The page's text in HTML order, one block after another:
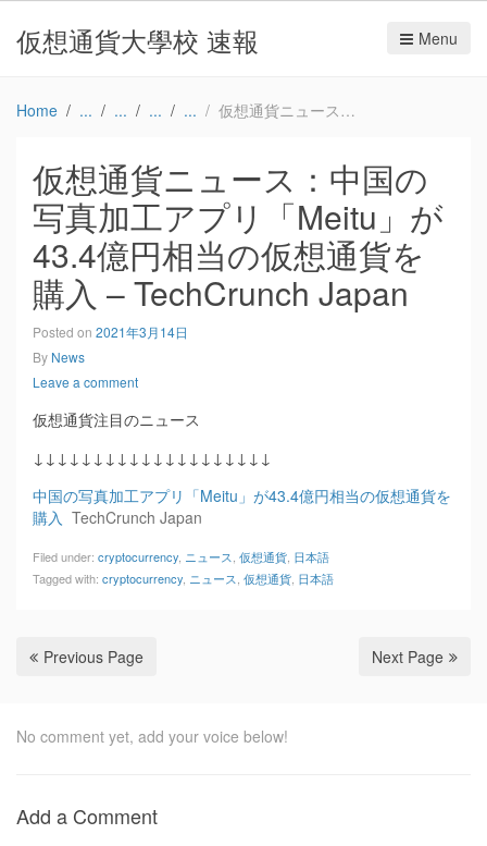
仮想通貨大學校 速報 Menu
Home 仮想通貨ニュース：中国の写真加工アプリ「Meitu」が43.4億円相当の仮想通貨を購入 – TechCrunch Japan
仮想通貨ニュース：中国の
写真加工アプリ「Meitu」が
43.4億円相当の仮想通貨を
購入 – TechCrunch Japan
Posted on 2021年3月14日
By News
Leave a comment
仮想通貨注目のニュース
↓↓↓↓↓↓↓↓↓↓↓↓↓↓↓↓↓↓↓↓
中国の写真加工アプリ「Meitu」が43.4億円相当の仮想通貨を
購入 TechCrunch Japan
Filed under: cryptocurrency ニュース 仮想通貨 日本語
Tagged with: cryptocurrency ニュース 仮想通貨 日本語
Previous Page Next Page
No comment yet, add your voice below!
Add a Comment